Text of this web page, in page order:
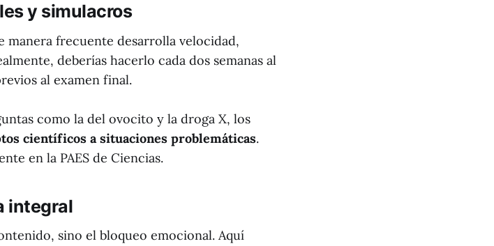
y simulacros
manera frecuente desarrolla velocidad,
deberías hacerlo cada dos semanas al
al examen final.
como la del ovocito y la droga X, los
científicos a situaciones problemáticas.
en la PAES de Ciencias.
integral
sino el bloqueo emocional. Aquí